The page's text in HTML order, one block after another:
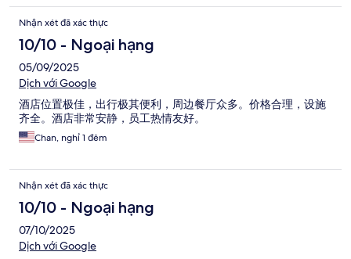
Nhận xét đã xác thực
10/10 - Ngoại hạng
05/09/2025
Dịch với Google
酒店位置极佳，出行极其便利，周边餐厅众多。价格合理，设施
齐全。酒店非常安静，员工热情友好。
Chan, nghỉ 1 đêm
Nhận xét đã xác thực
10/10 - Ngoại hạng
07/10/2025
Dịch với Google